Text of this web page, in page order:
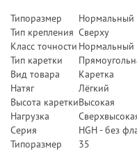
Типоразмер
Нормальный
Тип крепления Сверху
Класс точности Нормальный
Тип каретки
Вид товара
Каретка
Натяг
Лёгкий
Высота кареткиВысокая
Нагрузка
Серия
HGH - без
Типоразмер
35